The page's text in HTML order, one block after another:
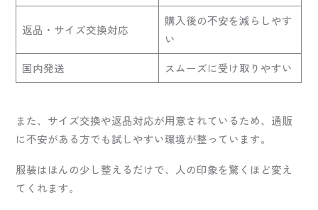
返品・サイズ交換対応
購入後の不安を減らしやす
い
国内発送
スムーズに受け取りやすい
また、サイズ交換や返品対応が用意されているため、通販
に不安がある方でも試しやすい環境が整っています。
服装はほんの少し整えるだけで、人の印象を驚くほど変え
てくれます。